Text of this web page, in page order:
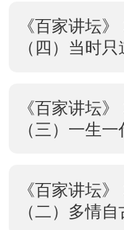
《百家讲坛
（四）当时
《百家讲坛
（三）一生
《百家讲坛
（二）多情